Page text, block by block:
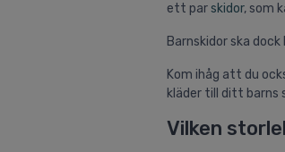
ett parskidor, som
Barnskidor ska
Kom ihåg att du
kläder till ditt barns
Vilken